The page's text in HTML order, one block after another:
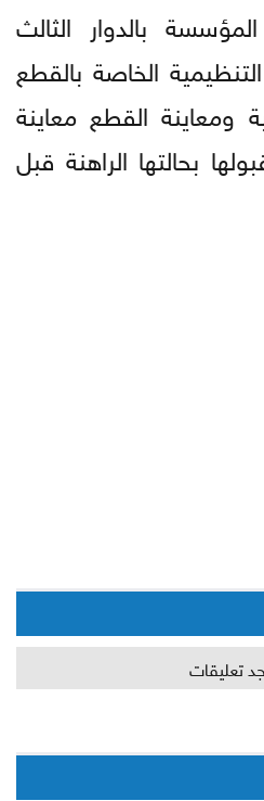
بالدوار الثالث
الخاصة بالقطع
ومعاينة القطع معاينة
بحالتها الراهنة قبل
تعليقات